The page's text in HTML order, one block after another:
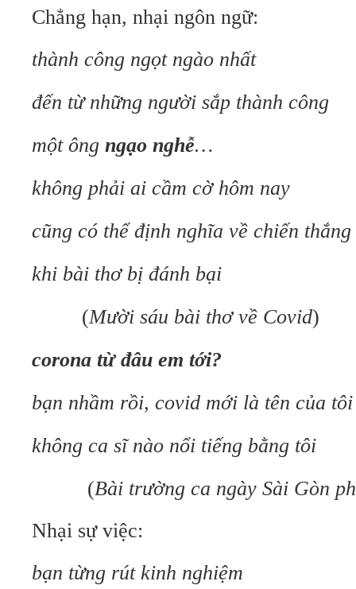
Chẳng hạn, nhại ngôn ngữ:
thành công ngọt ngào nhất
đến từ những người sắp thành công
một ông ngạo nghễ…
không phải ai cầm cờ hôm nay
cũng có thể định nghĩa về chiến thắng
khi bài thơ bị đánh bại
(Mười sáu bài thơ về Covid)
corona từ đâu em tới?
bạn nhầm rồi, covid mới là tên của tôi
không ca sĩ nào nổi tiếng bằng tôi
(Bài trường ca ngày Sài Gòn
Nhại sự việc:
bạn từng rút kinh nghiệm